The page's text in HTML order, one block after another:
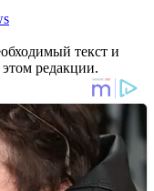
текст и
редакции.